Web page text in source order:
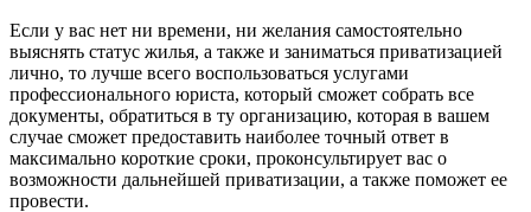
Если у вас нет ни времени, ни желания самостоятельно
выяснять статус жилья, а также и заниматься приватизацией
лично, то лучше всего воспользоваться услугами
профессионального юриста, который сможет собрать все
документы, обратиться в ту организацию, которая в вашем
случае сможет предоставить наиболее точный ответ в
максимально короткие сроки, проконсультирует вас о
возможности дальнейшей приватизации, а также поможет ее
провести.